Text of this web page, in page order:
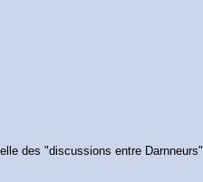
des "discussions entre Darnneurs"